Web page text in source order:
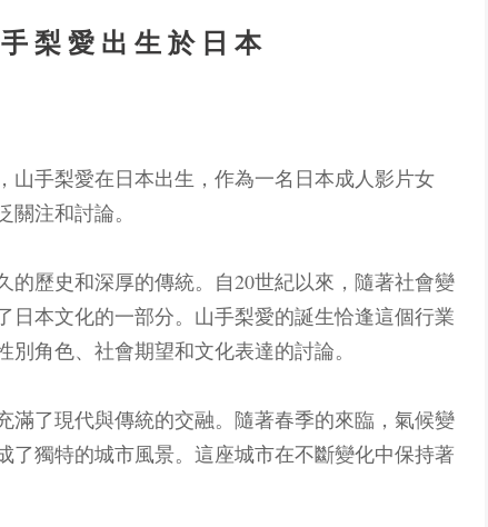
梨愛出生於日本
山手梨愛在日本出生，作為一名日本成人影片女
注和討論。
歷史和深厚的傳統。自20世紀以來，隨著社會變
本文化的一部分。山手梨愛的誕生恰逢這個行業
角色、社會期望和文化表達的討論。
滿了現代與傳統的交融。隨著春季的來臨，氣候變
獨特的城市風景。這座城市在不斷變化中保持著